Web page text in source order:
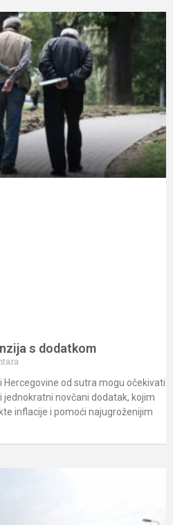
s dodatkom
Hercegovine od sutra mogu očekivati
jednokratni novčani dodatak, kojim
inflacije i pomoći najugroženijim